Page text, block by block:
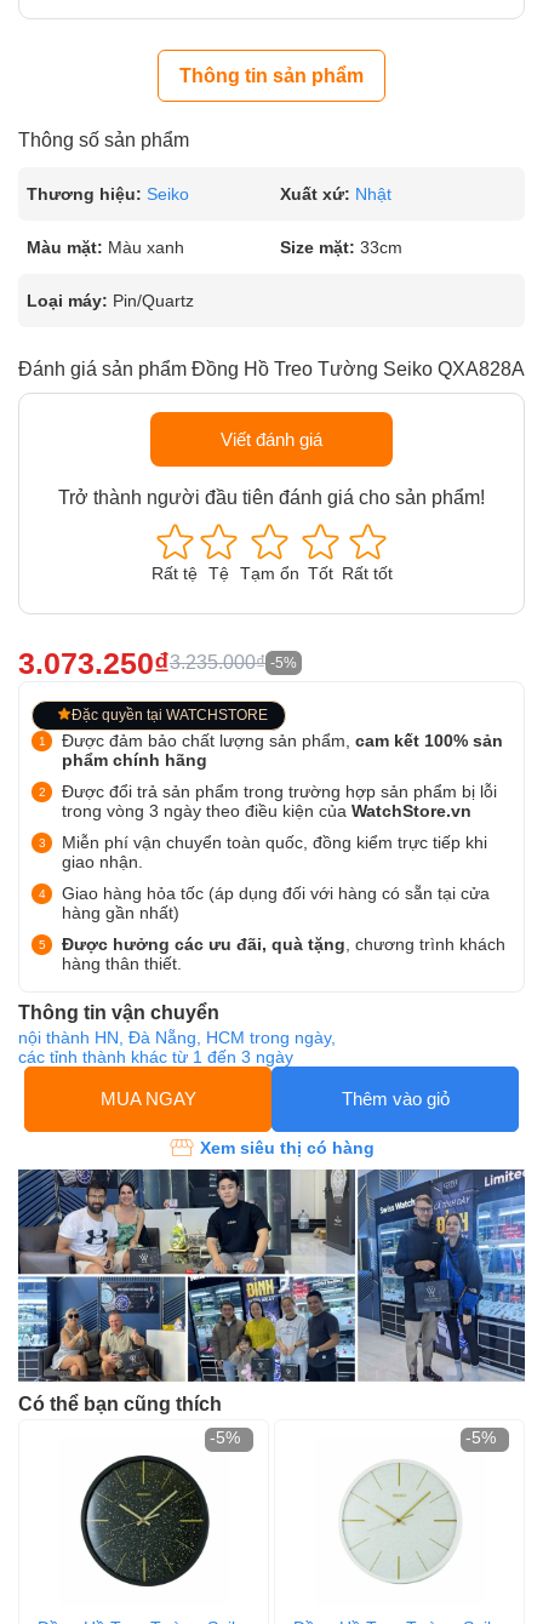
Thông tin sản phẩm
Thông số sản phẩm
Thương hiệu: Seiko Xuất xứ: Nhật
Màu mặt: Màu xanh Size mặt: 33cm
Loại máy: Pin/Quartz
Đánh giá sản phẩm Đồng Hồ Treo Tường Seiko QXA828A
Viết đánh giá
Trở thành người đầu tiên đánh giá cho sản phẩm!
Rất tệ Tệ Tạm ổn Tốt Rất tốt
3.073.250₫3.235.000₫ -5%
Đặc quyền tại WATCHSTORE
Được đảm bảo chất lượng sản phẩm, cam kết 100% sản
phẩm chính hãng
Được đổi trả sản phẩm trong trường hợp sản phẩm bị lỗi
trong vòng 3 ngày theo điều kiện của WatchStore.vn
Miễn phí vận chuyển toàn quốc, đồng kiểm trực tiếp khi
giao nhận.
Giao hàng hỏa tốc (áp dụng đối với hàng có sẵn tại cửa
hàng gần nhất)
Được hưởng các ưu đãi, quà tặng , chương trình khách
hàng thân thiết.
Thông tin vận chuyển
nội thành HN, Đà Nẵng, HCM trong ngày,
các tỉnh thành khác từ 1 đến 3 ngày
MUA NGAY Thêm vào giỏ
Xem siêu thị có hàng
Có thể bạn cũng thích
-5% -5%